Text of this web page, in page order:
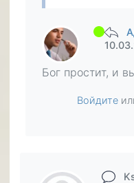
Бог простит, и
Войдите